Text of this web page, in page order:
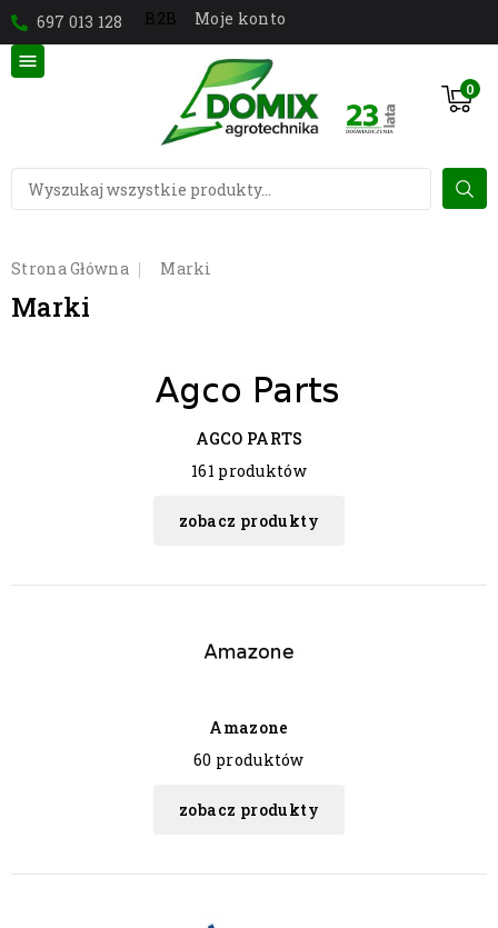
697 013 128 B2B Moje konto
0

Strona Główna Marki
Marki
AGCO PARTS
161 produktów
zobacz produkty
Amazone
60 produktów
zobacz produkty